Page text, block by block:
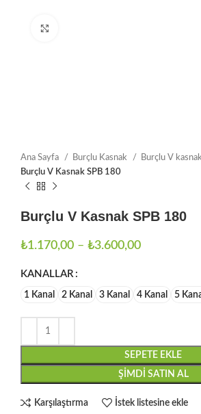
Ana Sayfa Burçlu Kasnak
Burçlu V
Burçlu V Kasnak SPB 180
Burçlu V Kasnak SPB 180
₺1.170,00 – ₺3.600,00
KANALLAR
1 Kanal 2 Kanal 3 Kanal 4 Kanal 5
SEPETE EKLE
ŞIMDI SATIN AL
Karşılaştırma İstek listesine ekle